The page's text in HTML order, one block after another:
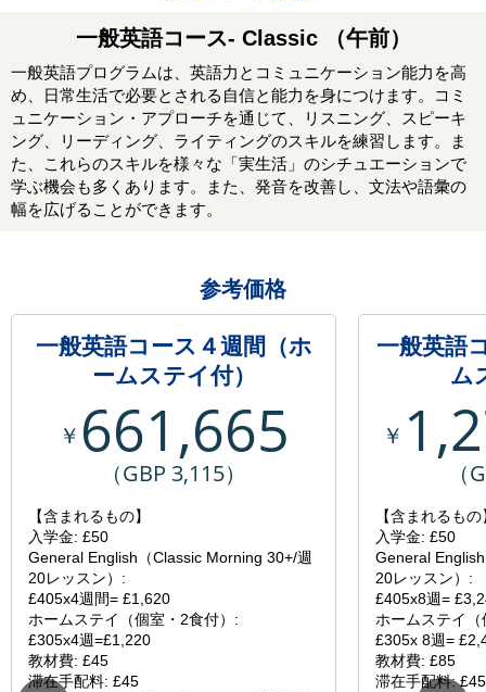
一般英語コース- Classic （午前）
一般英語プログラムは、英語力とコミュニケーション能力を高
め、日常生活で必要とされる自信と能力を身につけます。コミ
ュニケーション・アプローチを通じて、リスニング、スピーキ
ング、リーディング、ライティングのスキルを練習します。ま
た、これらのスキルを様々な「実生活」のシチュエーションで
学ぶ機会も多くあります。また、発音を改善し、文法や語彙の
幅を広げることができます。
参考価格
一般英語コース４週間（ホ
ームステイ付）
￥ 661,665
（GBP 3,115）
【含まれるもの】
入学金: £50
General English（Classic Morning 30+/週
20レッスン）:
£405x4週間= £1,620
ホームステイ（個室・2食付）:
£305x4週=£1,220
教材費: £45
滞在手配料: £45
一般英語
ム
￥
【含まれるもの
入学金: £50
General
20レッスン）:
£405x8週=
ホームステイ
£305x 8週=
教材費: £85
滞在手配料: £45